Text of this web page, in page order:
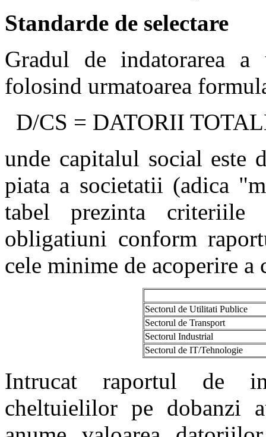
Standarde de selectare
Gradul de indatorarea
folosind urmatoarea
D/CS = DATORII
unde capitalul social este
piata a societatii (adica
tabel prezinta criteriile
obligatiuni conform
cele minime de acoperire
Sectorul de Utilitati Publice
Sectorul de Transport
Sectorul Industrial
Sectorul de IT/Tehnologie
Intrucat raportul de
cheltuielilor pe dobanzi